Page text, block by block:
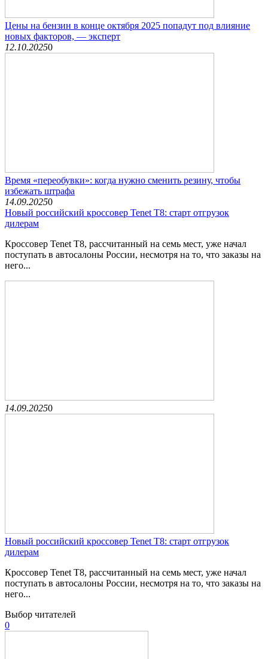
Цены на бензин в конце октября 2025 попадут под влияние
новых факторов, — эксперт
12.10.20250
Время «переобувки»: когда нужно сменить резину, чтобы
избежать штрафа
14.09.20250
Новый российский кроссовер Tenet T8: старт отгрузок
дилерам
Кроссовер Tenet T8, рассчитанный на семь мест, уже начал
поступать в автосалоны России, несмотря на то, что заказы на
него...
14.09.20250
Новый российский кроссовер Tenet T8: старт отгрузок
дилерам
Кроссовер Tenet T8, рассчитанный на семь мест, уже начал
поступать в автосалоны России, несмотря на то, что заказы на
него...
Выбор читателей
0